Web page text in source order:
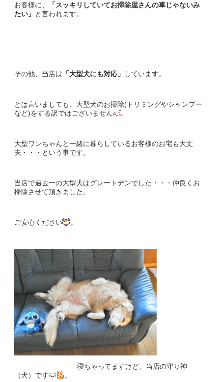
お客様に、
「スッキリしていてお掃除屋さんの車じゃないみ
たい」 と言われます。
その他、当店は 「大型犬にも対応」 しています。
とは言いましても、大型犬のお掃除(トリミングやシャンプー
など)をする訳ではございません
。
大型ワンちゃんと一緒に暮らしているお客様のお宅も大丈
夫・・・という事です。
当店で過去一の大型犬はグレートデンでした・・・仲良くお
掃除させて頂きました。
ご安心ください 。
寝ちゃってますけど、当店の守り神
（犬）です
。